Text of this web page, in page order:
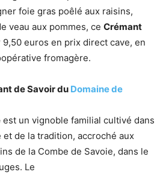
foie gras poêlé aux raisins,
veau aux pommes, ce Crémant
euros en prix direct cave, en
fromagère.
de Savoir du Domaine de
est un vignoble familial cultivé dans
de la tradition, accroché aux
de la Combe de Savoie, dans le
Le